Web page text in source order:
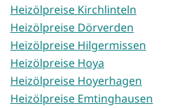
Heizölpreise Kirchlinteln
Heizölpreise Dörverden
Heizölpreise Hilgermissen
Heizölpreise Hoya
Heizölpreise Hoyerhagen
Heizölpreise Emtinghausen